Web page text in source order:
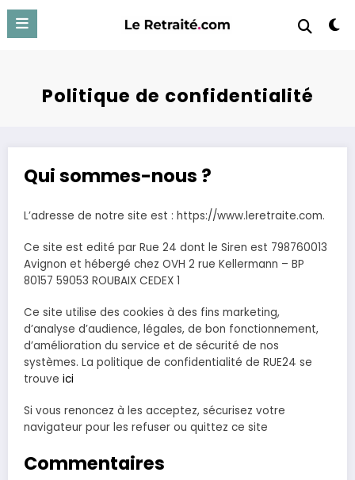
Aller
contenu
Politique de confidentialité
Qui sommes-nous ?
L’adresse de notre site est : https://www.leretraite.com.
Ce site est edité par Rue 24 dont le Siren est 798760013
Avignon et hébergé chez OVH 2 rue Kellermann – BP
80157 59053 ROUBAIX CEDEX 1
Ce site utilise des cookies à des fins marketing,
d’analyse d’audience, légales, de bon fonctionnement,
d’amélioration du service et de sécurité de nos
systèmes. La politique de confidentialité de RUE24 se
trouve ici
Si vous renoncez à les acceptez, sécurisez votre
navigateur pour les refuser ou quittez ce site
Commentaires